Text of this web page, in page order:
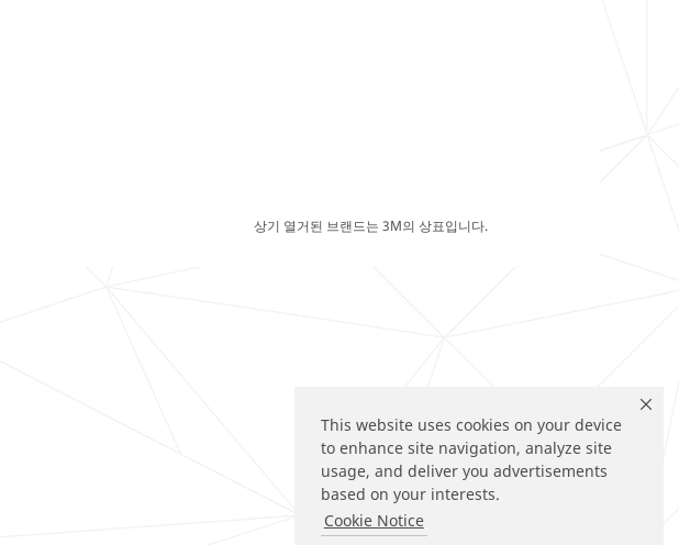
This website uses cookies on your device
to enhance site navigation, analyze site
usage, and deliver you advertisements
based on your interests.
Cookie Notice
상기 열거된 브랜드는 3M의 상표입니다.